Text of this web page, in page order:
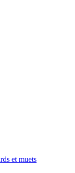
et muets